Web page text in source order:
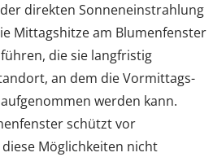
direkten Sonneneinstrahlung
Mittagshitze am Blumenfenster
die sie langfristig
an dem die Vormittags-
werden kann.
schützt vor
Möglichkeiten nicht